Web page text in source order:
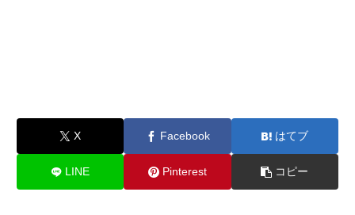
X Facebook はてブ
LINE Pinterest コピー